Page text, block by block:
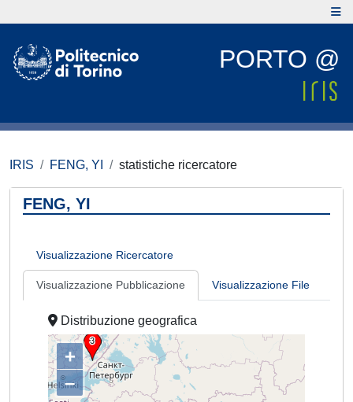
PORTO @
IRIS FENG, YI statistiche ricercatore
FENG, YI
Visualizzazione Ricercatore
Visualizzazione Pubblicazione Visualizzazione File
Distribuzione geografica
+
–